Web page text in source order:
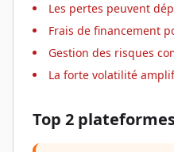
Les pertes peuvent
Frais de financement
Gestion des risques
La forte volatilité
Top 2